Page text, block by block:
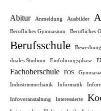
Abitur Anmeldung Ausbilder
Berufliches Gymnasium Berufliches
Berufsschule Bewerbung
duales Studium Einführungsphase
Fachoberschule FOS
Industriemechanik Informatik
Infoveranstaltung Interessierte